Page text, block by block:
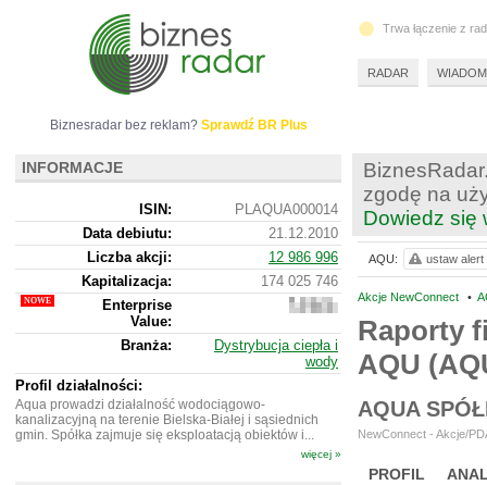
zgodę na
Dowiedz się
Akcje NewConnect •
Raporty
AQU
AQUA
NewConnect - Akcje/
PROFIL
AQU: ustaw alert
Biznesradar bez reklam? Sprawdź BR Plus
INFORMACJE
ISIN:
PLAQUA000014
Data debiutu:
21.12.2010
Liczba akcji:
12 986 996
Kapitalizacja:
174 025 746
Enterprise
Value:
144
746
Branża:
Dystrybucja ciepła i
wody
Profil działalności:
Aqua prowadzi działalność wodociągowo-
kanalizacyjną na terenie Bielska-Białej i sąsiednich
gmin. Spółka zajmuje się eksploatacją obiektów i...
więcej »
Trwa łączenie z
RADAR